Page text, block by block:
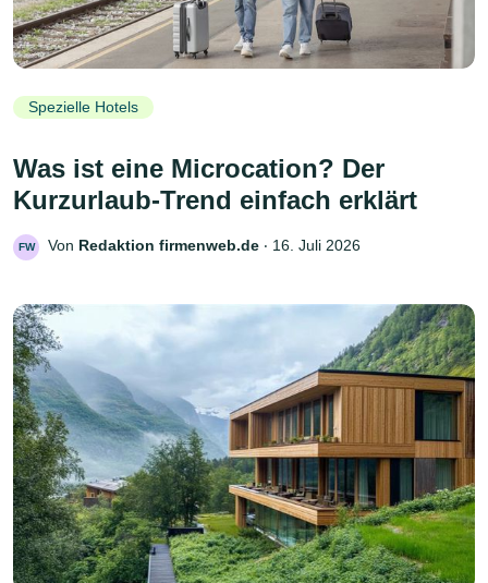
Spezielle Hotels
Was ist eine Microcation? Der
Kurzurlaub-Trend einfach erklärt
FW Von Redaktion firmenweb.de ‧ 16. Juli 2026